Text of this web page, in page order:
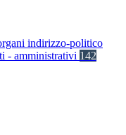
indirizzo-politico
- amministrativi 142